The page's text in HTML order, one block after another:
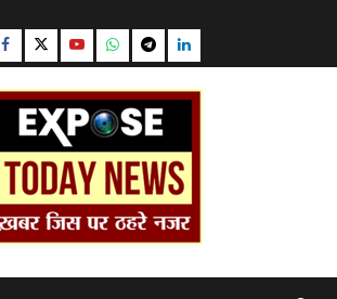
Facebook
TwitterYouTubeWhatsapp
TelegramLinkedin